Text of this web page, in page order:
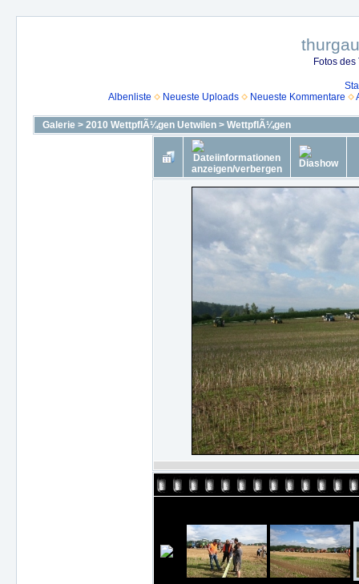
Fotos
Albenliste
Neueste Uploads Neueste Kommentare
Galerie > 2010 WettpflÃ¼gen Uetwilen > WettpflÃ¼gen